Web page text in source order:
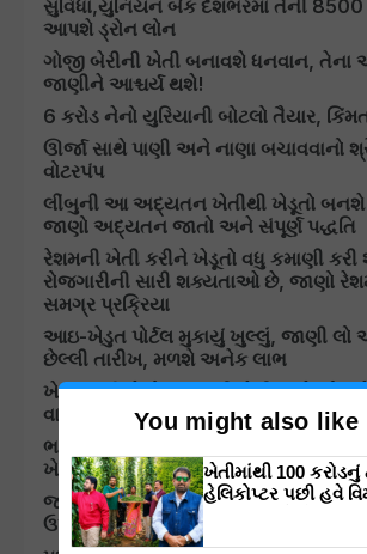
સુવિધા,યુનિયન બેંક દેશભરમાં તેની 8500
આપશે ડ્રોન લોન
ગોજી બેરીની ખેતી બનાવશે ધનવાન,
જાણીને આશ્ચર્ય થશે!
6 કરોડ નેનો યુરિયાની બોટલો તૈયાર,
ઊર્જા સાથે પાણી અને નાણા બચાવવાનો
વોટરપંપ
લીંબુની આ અદ્યતન ખેતીથી ખેડૂતો બનશે
જાણો અદ્યતન જાતો અને સંપૂર્ણ પદ્ધતિ
રેશમની ખેતી કરીને ખેડૂતો વધુ કમાણી
રોજગારીની સારી શક્યતાઓ છે, જાણો
સમગ્ર પ્રક્રિયા
આઇ-ખેડુત પોર્ટલ મુકાયું ખુલ્લું, જાણી લો
છેલ્લી તારીખ, મળશે અનેક લાભ
ખેડૂતભાઈઓએ ગાજરની ખેતી સાથે
વાતને ધ્યાનમાં લેવી જરૂરી છે
ભાવનગરના નરવણસિંહ ગોહિલે 15 વીઘામાં
ખેતી, હવે કરે છે લાખો રૂપિયાની કમાણી
જાણો સોલર ટ્રોલી ખેડૂતભાઈઓને કેવી
ઉપયોગી
You might also like
ખેતીમાંથી 100
હેલિકોપ્ટર પછી હવે